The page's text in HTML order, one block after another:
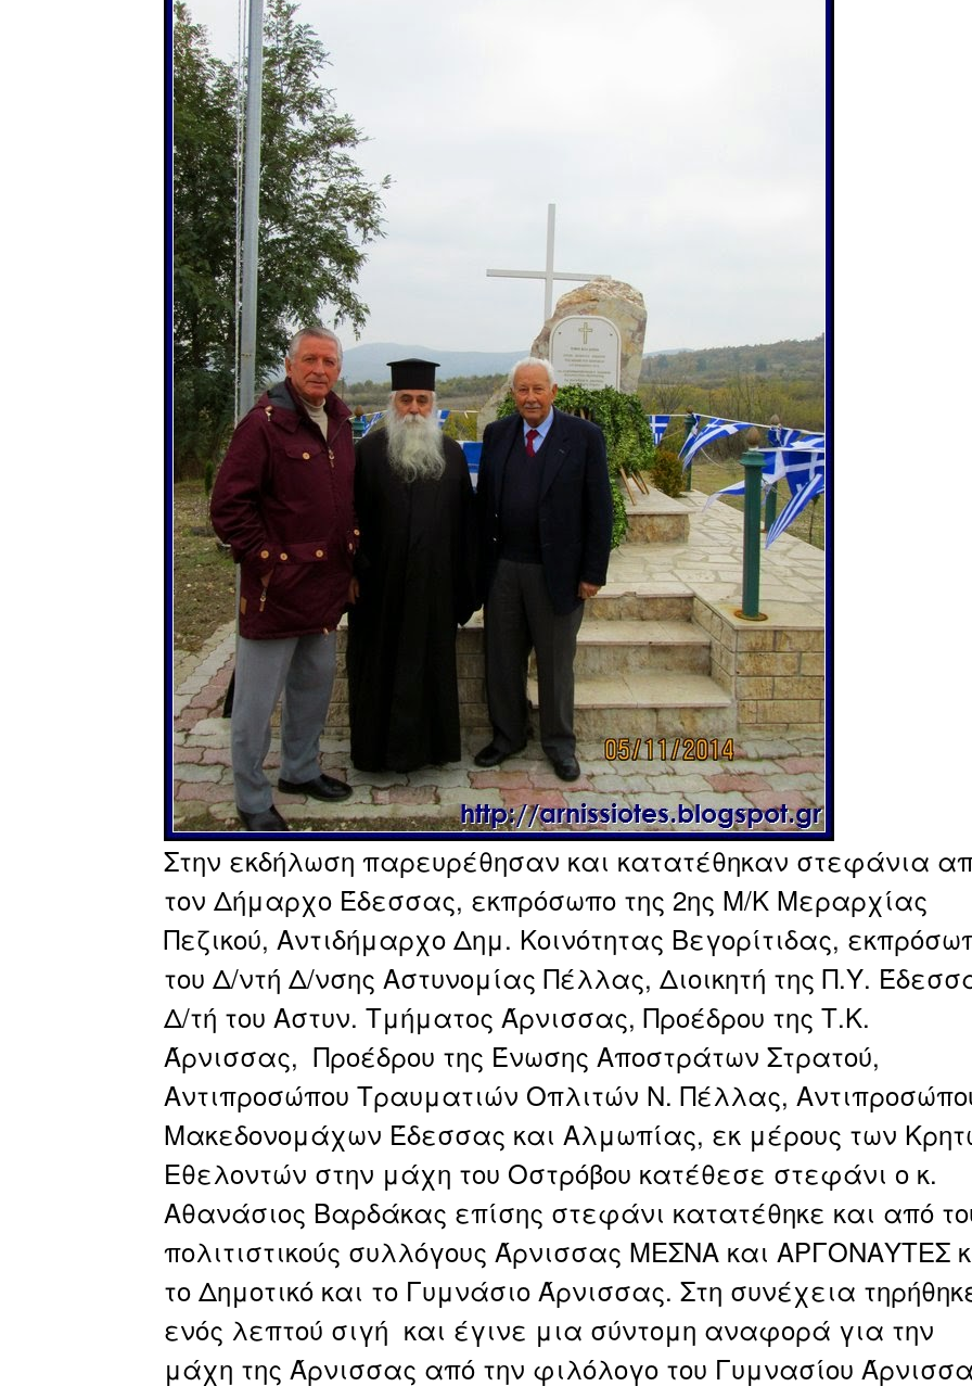
Στην εκδήλωση παρευρέθησαν και κατατέθηκαν στεφάνια
τον Δήμαρχο Έδεσσας, εκπρόσωπο της 2ης Μ/Κ Μεραρχίας
Πεζικού, Αντιδήμαρχο Δημ. Κοινότητας Βεγορίτιδας,
του Δ/ντή Δ/νσης Αστυνομίας Πέλλας, Διοικητή της Π.Υ.
Δ/τή του Αστυν. Τμήματος Άρνισσας, Προέδρου της Τ.Κ.
Άρνισσας, Προέδρου της Ένωσης Αποστράτων Στρατού,
Αντιπροσώπου Τραυματιών Οπλιτών Ν. Πέλλας,
Μακεδονομάχων Έδεσσας και Αλμωπίας, εκ μέρους των
Εθελοντών στην μάχη του Οστρόβου κατέθεσε στεφάνι ο κ.
Αθανάσιος Βαρδάκας επίσης στεφάνι κατατέθηκε και από
πολιτιστικούς συλλόγους Άρνισσας ΜΕΣΝΑ και ΑΡΓΟΝΑΥΤΕΣ
το Δημοτικό και το Γυμνάσιο Άρνισσας. Στη συνέχεια
ενός λεπτού σιγή και έγινε μια σύντομη αναφορά για την
μάχη της Άρνισσας από την φιλόλογο του Γυμνασίου